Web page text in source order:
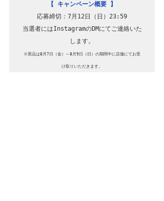
【 キャンペーン概要 】
応募締切：7月12日（日）23:59
当選者にはInstagramのDMにてご連絡いた
※景品は8月7日（金）～8月9日（日）の期間中に店舗にてお受
け取りいただきます。